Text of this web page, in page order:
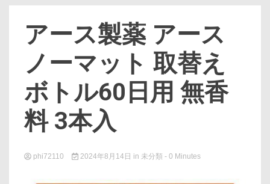
アース製薬 アース
ノーマット 取替え
ボトル60日用 無香
料 3本入
phi72110 2024年8月14日 in 未分類 - 0 Minutes